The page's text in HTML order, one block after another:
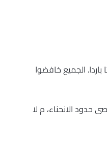
الجميع خافضوا
حدود الانحناء، م لا